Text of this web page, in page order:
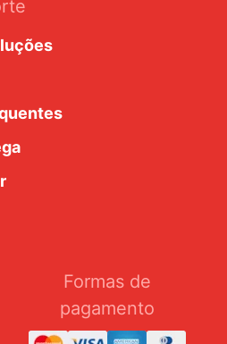
Formas de
pagamento